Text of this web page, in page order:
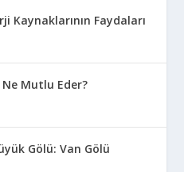
Kaynaklarının Faydaları
Ne Mutlu Eder?
Gölü: Van Gölü